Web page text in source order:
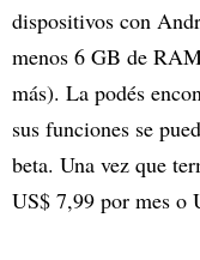
dispositivos con
menos 6 GB de
más). La podés
sus funciones se
beta. Una vez que
US$ 7,99 por mes o